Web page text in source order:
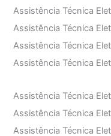
Assistência Técnica
Assistência Técnica
Assistência Técnica
Assistência Técnica
Assistência Técnica
Assistência Técnica
Assistência Técnica